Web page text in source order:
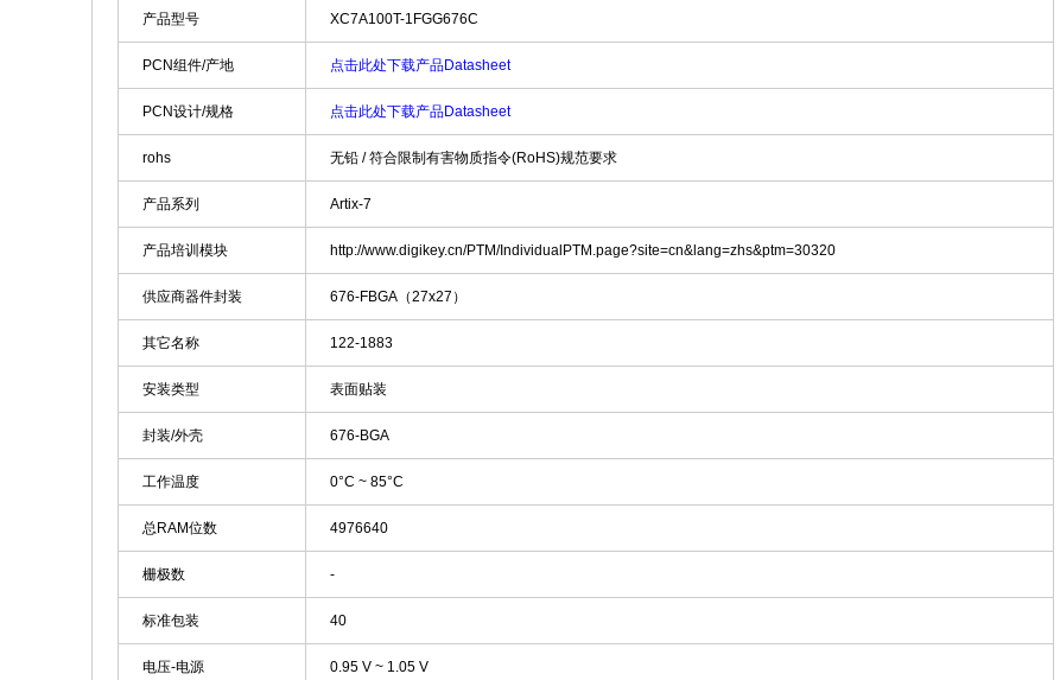
产品型号 XC7A100T-1FGG676C
PCN组件/产地 点击此处下载产品Datasheet
PCN设计/规格 点击此处下载产品Datasheet
rohs 无铅 / 符合限制有害物质指令(RoHS)规范要求
产品系列 Artix-7
产品培训模块 http://www.digikey.cn/PTM/IndividualPTM.page?site=cn&lang=zhs&ptm=30320
供应商器件封装 676-FBGA（27x27）
其它名称 122-1883
安装类型 表面贴装
封装/外壳 676-BGA
工作温度 0°C ~ 85°C
总RAM位数 4976640
栅极数 -
标准包装 40
电压-电源 0.95 V ~ 1.05 V